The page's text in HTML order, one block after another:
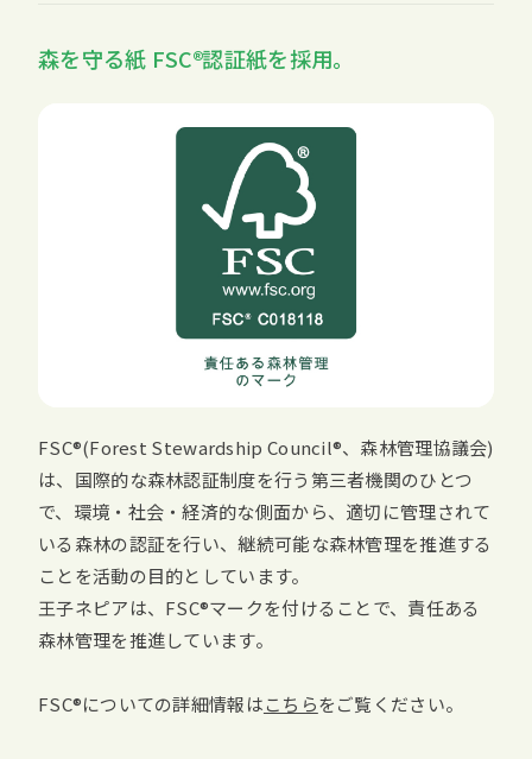
森を守る紙 FSC 認証紙を採用。
FSC (Forest Stewardship Council 、森林管理協議会)
は、国際的な森林認証制度を行う第三者機関のひとつ
で、環境・社会・経済的な側面から、適切に管理されて
いる森林の認証を行い、継続可能な森林管理を推進する
ことを活動の目的としています。
王子ネピアは、 FSC マークを付けることで、責任ある
森林管理を推進しています。
FSC についての詳細情報はこちらをご覧ください。